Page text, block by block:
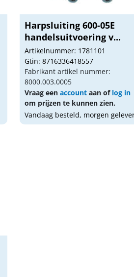
Harpsluiting 600-05E
handelsuitvoering v...
Artikelnummer: 1781101
Gtin: 8716336418557
Fabrikant artikel nummer:
8000.003.0005
Vraag eenaccount aan of log in
om prijzen te kunnen zien.
Vandaag besteld, morgen